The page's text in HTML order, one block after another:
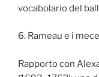
vocabolario del
6. Rameau e i
Rapporto con